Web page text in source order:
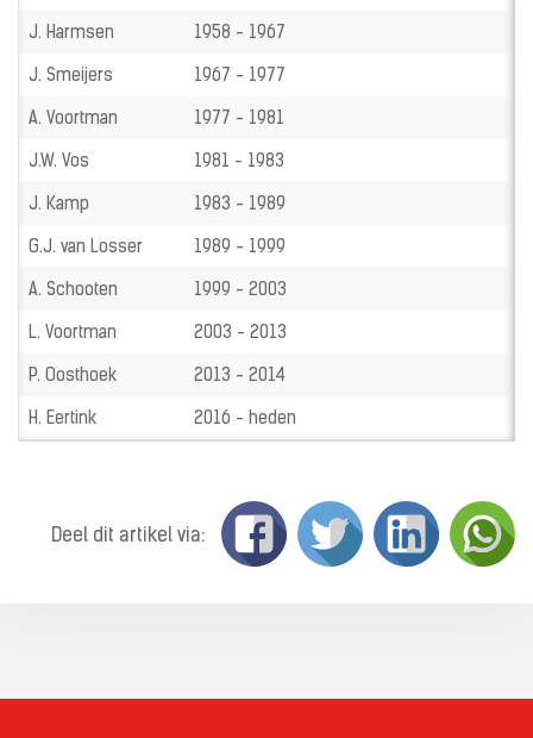
J. Harmsen 1958 - 1967
J. Smeijers 1967 - 1977
A. Voortman 1977 - 1981
J.W. Vos 1981 - 1983
J. Kamp 1983 - 1989
G.J. van Losser 1989 - 1999
A. Schooten 1999 - 2003
L. Voortman 2003 - 2013
P. Oosthoek 2013 - 2014
H. Eertink 2016 - heden
Deel dit artikel via: